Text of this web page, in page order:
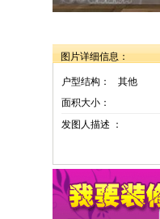
图片详细信息：
户型结构： 其他
面积大小：
发图人描述 ：